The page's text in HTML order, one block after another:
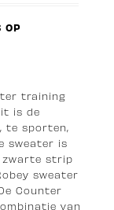
OP
training
is de
te sporten,
sweater is
zwarte strip
sweater
Counter
van